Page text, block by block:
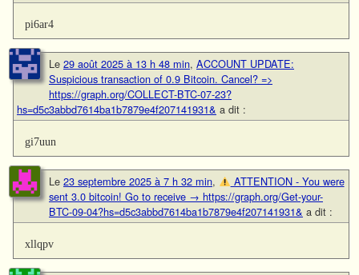
pi6ar4
Le 29 août 2025 à 13 h 48 min, ACCOUNT UPDATE:
Suspicious transaction of 0.9 Bitcoin. Cancel? =>
https://graph.org/COLLECT-BTC-07-23?
hs=d5c3abbd7614ba1b7879e4f207141931& a dit :
gi7uun
Le 23 septembre 2025 à 7 h 32 min,
ATTENTION - You were
sent 3.0 bitcoin! Go to receive → https://graph.org/Get-your-
BTC-09-04?hs=d5c3abbd7614ba1b7879e4f207141931& a dit :
xllqpv